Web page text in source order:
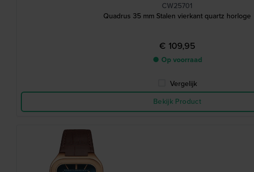
CW25701
Quadrus 35 mm Stalen vierkant quartz horloge
€ 109,95
● Op voorraad
Vergelijk
Bekijk Product